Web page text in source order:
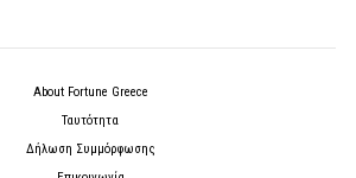
About Fortune Greece
Ταυτότητα
Δήλωση Συμμόρφωσης